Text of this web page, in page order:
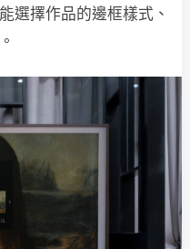
選擇作品的邊框樣式、